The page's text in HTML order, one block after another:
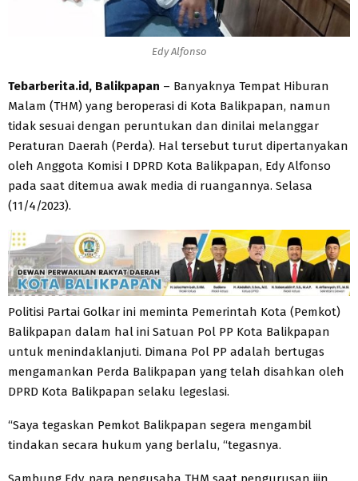
Edy Alfonso
Tebarberita.id, Balikpapan – Banyaknya Tempat Hiburan
Malam (THM) yang beroperasi di Kota Balikpapan, namun
tidak sesuai dengan peruntukan dan dinilai melanggar
Peraturan Daerah (Perda). Hal tersebut turut dipertanyakan
oleh Anggota Komisi I DPRD Kota Balikpapan, Edy Alfonso
pada saat ditemua awak media di ruangannya. Selasa
(11/4/2023).
Politisi Partai Golkar ini meminta Pemerintah Kota (Pemkot)
Balikpapan dalam hal ini Satuan Pol PP Kota Balikpapan
untuk menindaklanjuti. Dimana Pol PP adalah bertugas
mengamankan Perda Balikpapan yang telah disahkan oleh
DPRD Kota Balikpapan selaku legeslasi.
“Saya tegaskan Pemkot Balikpapan segera mengambil
tindakan secara hukum yang berlalu, “tegasnya.